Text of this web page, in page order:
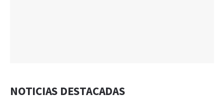
NOTICIAS DESTACADAS